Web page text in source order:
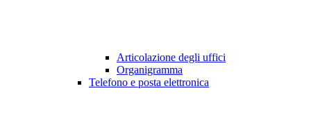
Articolazione degli uffici
Organigramma
Telefono e posta elettronica